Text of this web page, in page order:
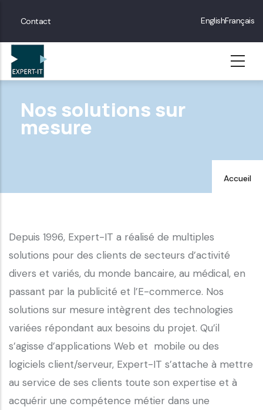
main
content
Menu
Contact EnglishFrançais
Nos solutions sur
mesure
Accueil
Depuis 1996, Expert-IT a réalisé de multiples
solutions pour des clients de secteurs d’activité
divers et variés, du monde bancaire, au médical, en
passant par la publicité et l’E-commerce. Nos
solutions sur mesure intègrent des technologies
variées répondant aux besoins du projet. Qu’il
s’agisse d’applications Web et mobile ou des
logiciels client/serveur, Expert-IT s’attache à mettre
au service de ses clients toute son expertise et à
acquérir une compétence métier dans une